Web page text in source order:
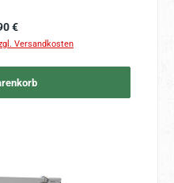
Preis:
€
Versandkosten